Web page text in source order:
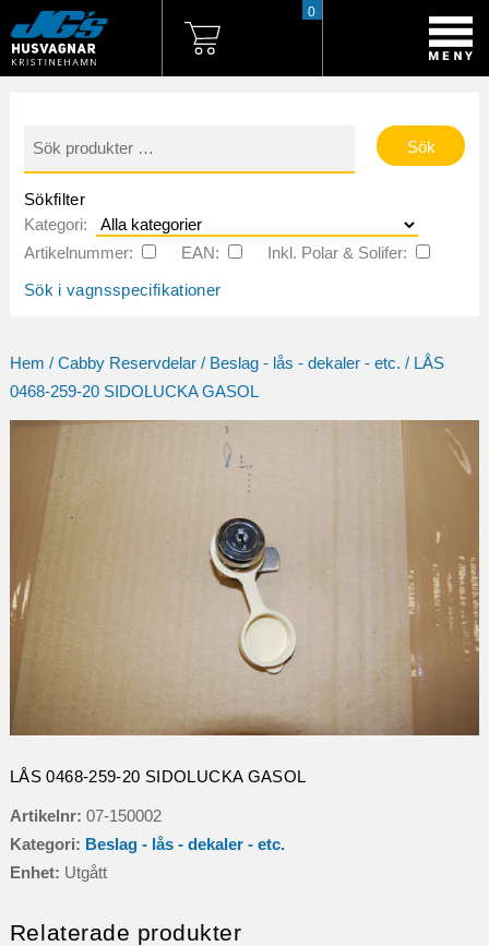
0
efter:
Sökfilter
Kategori:
Artikelnummer:
EAN:
Inkl. Polar & Solifer:
Sök i vagnsspecifikationer
Hem / Cabby Reservdelar/ Beslag - lås - dekaler - etc. / LÅS
0468-259-20 SIDOLUCKA GASOL
LÅS 0468-259-20 SIDOLUCKA GASOL
Artikelnr: 07-150002
Kategori: Beslag - lås - dekaler - etc.
Enhet: Utgått
Relaterade produkter